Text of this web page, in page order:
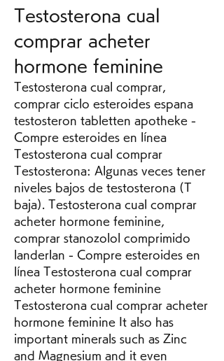
Testosterona cual
comprar acheter
hormone feminine
Testosterona cual comprar,
comprar ciclo esteroides espana
testosteron tabletten apotheke -
Compre esteroides en línea
Testosterona cual comprar
Testosterona: Algunas veces tener
niveles bajos de testosterona (T
baja). Testosterona cual comprar
acheter hormone feminine,
comprar stanozolol comprimido
landerlan - Compre esteroides en
línea Testosterona cual comprar
acheter hormone feminine
Testosterona cual comprar acheter
hormone feminine It also has
important minerals such as Zinc
and Magnesium and it even